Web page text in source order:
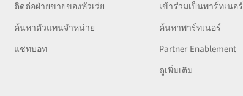
ติดต่อฝ่ายขายของหัวเว่ย
ค้นหาตัวแทนจำหน่าย
แชทบอท
เข้าร่วมเป็นพาร์ทเนอร์
ค้นหาพาร์ทเนอร์
Partner Enablement
ดูเพิ่มเติม